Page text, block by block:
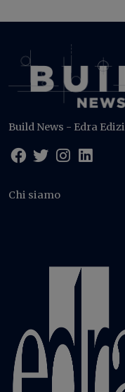
Build News - Edra
Chi siamo